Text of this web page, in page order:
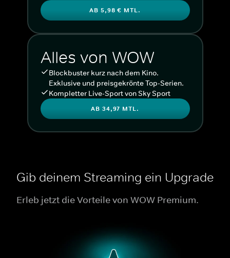
AB 5,98 € MTL.
Alles von WOW
Blockbuster kurz nach dem Kino.
Exklusive und preisgekrönte Top-Serien.
Kompletter Live-Sport von Sky Sport
AB 34,97 MTL.
Gib deinem Streaming ein Upgrade
Erleb jetzt die Vorteile von WOW Premium.